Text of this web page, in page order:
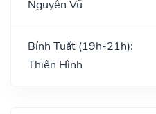
Nguyên Vũ
Bính Tuất (19h-21h):
Thiên Hình